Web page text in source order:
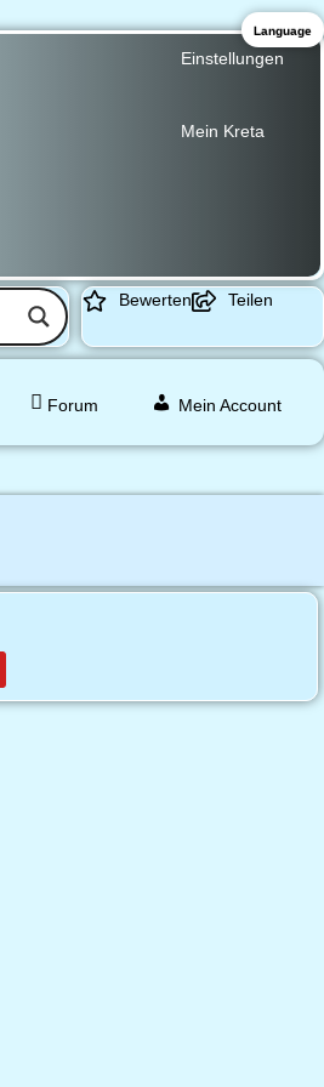
Einstellungen
Mein Kreta
Bewerten Teilen
Forum Mein Account
Language